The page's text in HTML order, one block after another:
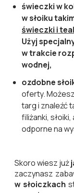
świeczki w
w słoiku
świeczki i
Użyj
w trakcie
wodnej,
ozdobne
oferty.
targ i znaleźć
filiżanki,
odporne na
Skoro wiesz już
zaczynasz
w słoiczkach